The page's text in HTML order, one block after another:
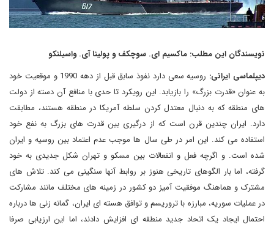
نویسندگان این مطلب: ماکسیم ای. سوچکف و پولینا آی. واسیلنکو
دیپلماسی ایرانی:
روسیه سعی دارد نفوذ سابق قبل از دهه 1990 و موقعیت خود
به عنوان «قدرت بزرگ» را بازیابد. این رویکرد تا حدی با منافع آن دسته از دولت
های منطقه که به دنبال معتدل کردن سلطه آمریکا در منطقه هستند، مطابقت
دارد. ایران چندین قرن است که از درگیری بین قدرت های بزرگ به نفع خود
استفاده می کند. این امر در طی سال ها موجب عدم اعتماد بین روسیه و ایران
شده است. و اگرچه فعل و انفعالات بین مسکو و تهران شکل جدیدی به خود
گرفته، اما بار الگوهای تاریخی هنوز بر روابط آنها سنگینی می کند. تلاش های
مشترک و هماهنگ موفقیت آمیز دو کشور در زمینه های مختلف مانند مشارکت
در عملیات سوریه، مبارزه با تروریسم و توافق هسته ای ایران، گمانه زنی ها درباره
احتمال ایجاد یک اتحاد جدید منطقه ای افزایش دادند، اما این ارزیابی صرفا